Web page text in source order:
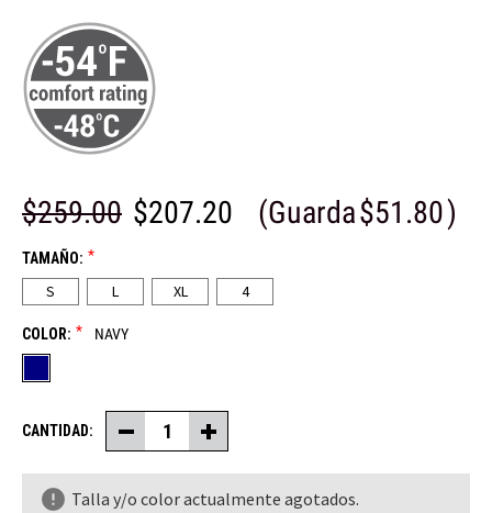
$259.00 $207.20 (Guarda$51.80)
TAMAÑO: *
S L XL 4
COLOR: * NAVY
CANTIDAD: Disminuir
la
cantidad
54
Aumentar
la
cantidad
54
Talla y/o color actualmente agotados.